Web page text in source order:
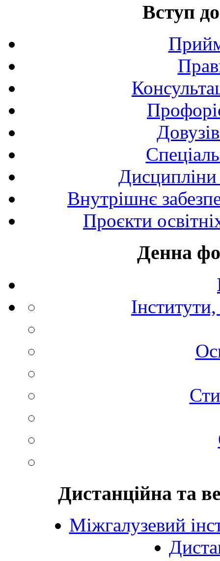
Вступ
Внутрішнє
Проєкти
Денна
Дистанційна та
Міжгалузевий